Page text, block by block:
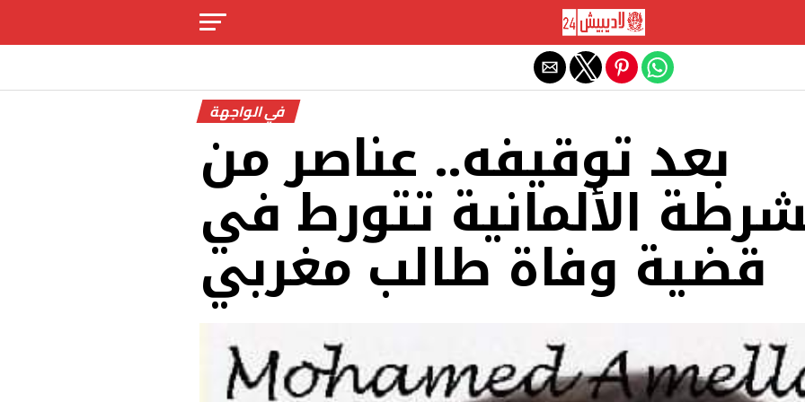
في الواجهة
بعد توقيفه.. عناصر من
الألمانية تتورط في
قضية وفاة طالب مغربي
Exit mobile version